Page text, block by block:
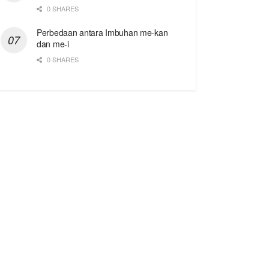
0 SHARES
Perbedaan antara Imbuhan me-kan
dan me-i
0 SHARES